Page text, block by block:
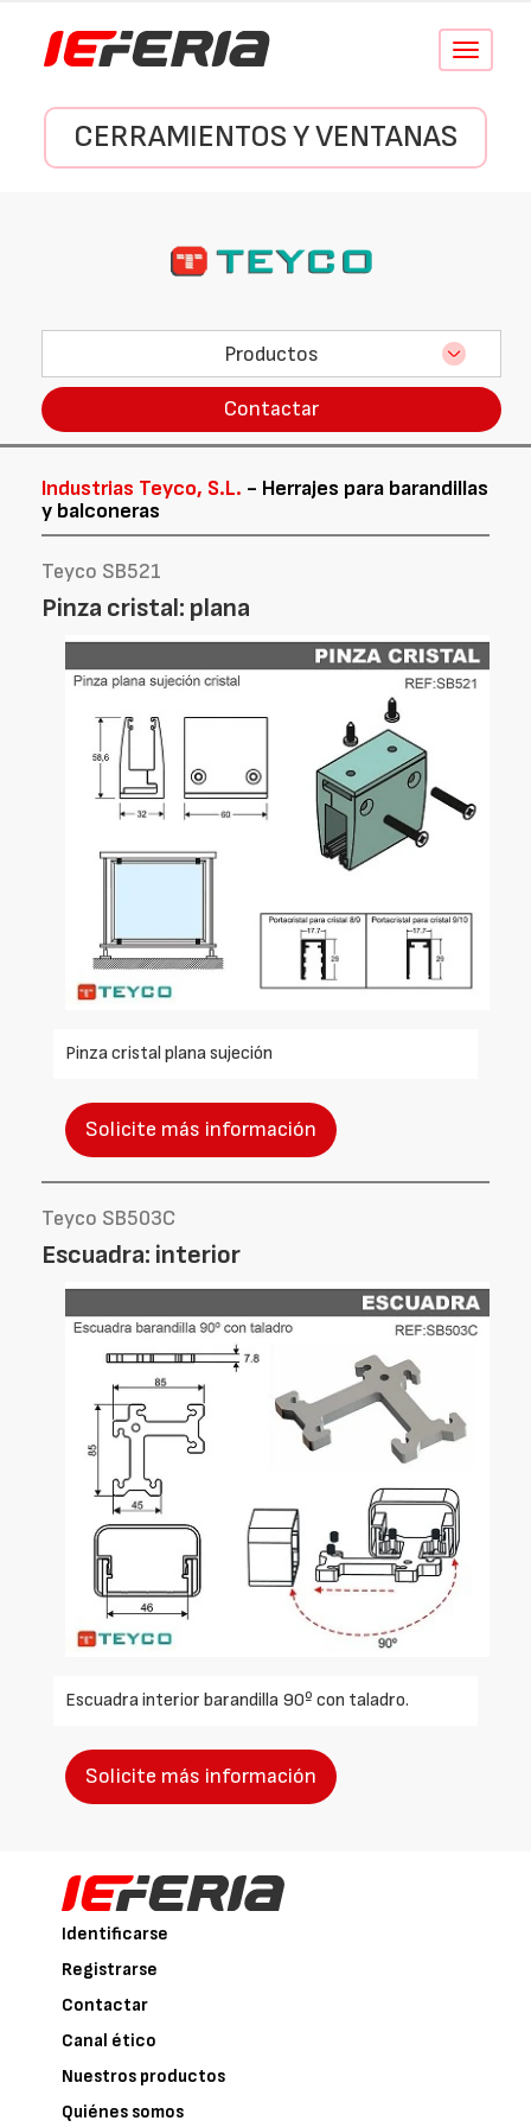
Conmutar
CERRAMIENTOS Y VENTANAS
Productos
Contactar
Industrias Teyco, S.L. - Herrajes para barandillas
y balconeras
Teyco SB521
Pinza cristal: plana
Pinza cristal plana sujeción
Solicite más información
Teyco SB503C
Escuadra: interior
Escuadra interior barandilla 90º con taladro.
Solicite más información
Identificarse
Registrarse
Contactar
Canal ético
Nuestros productos
Quiénes somos